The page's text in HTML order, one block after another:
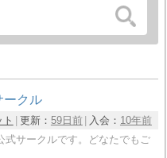
ークル
更新： 59日前 入会： 10年前
式サークルです。どなたでもご